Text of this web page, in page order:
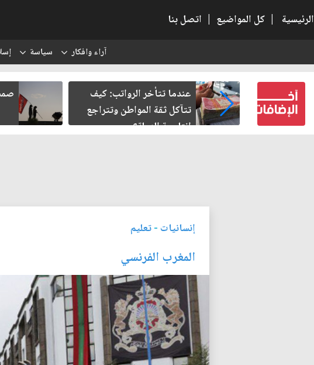
الرئيسية | كل المواضيع | اتصل بنا
آراء وافكار سياسة
حين
عندما تتأخر الرواتب: كيف
تتآكل ثقة المواطن وتتراجع
إنتاجية الدولة؟
إنسانيات -تعليم
المغرب الفرنسي